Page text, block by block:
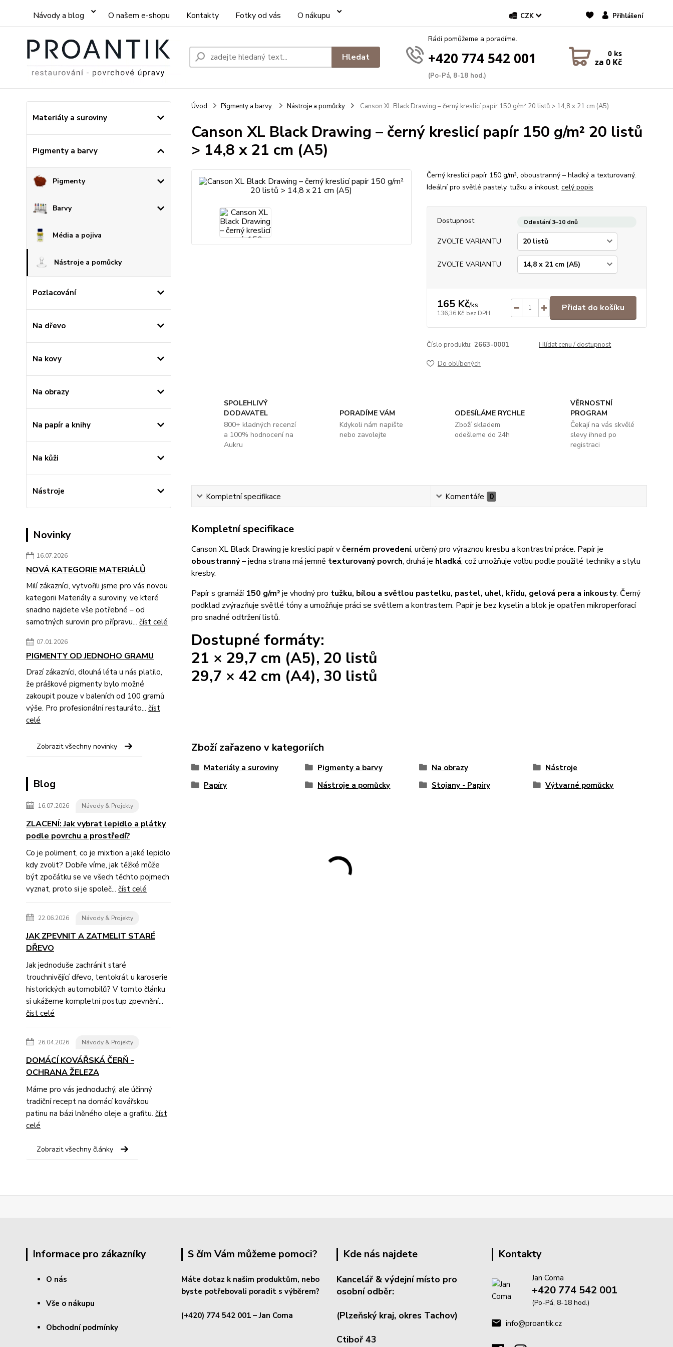
Návody a blog O našem e-shopu Kontakty Fotky od vás O nákupu CZK Přihlášení
Hledat
Rádi pomůžeme a poradíme.
+420 774 542 001
(Po-Pá, 8-18 hod.)
0 ks
za 0 Kč
Materiály a suroviny
Pigmenty a barvy
Pigmenty
Barvy
Média a pojiva
Nástroje a pomůcky
Pozlacování
Na dřevo
Na kovy
Na obrazy
Na papír a knihy
Na kůži
Nástroje
Novinky
16.07.2026
NOVÁ KATEGORIE MATERIÁLŮ
Milí zákazníci, vytvořili jsme pro vás novou
kategorii Materiály a suroviny, ve které
snadno najdete vše potřebné – od
samotných surovin pro přípravu... číst celé
07.01.2026
PIGMENTY OD JEDNOHO GRAMU
Drazí zákazníci, dlouhá léta u nás platilo,
že práškové pigmenty bylo možné
zakoupit pouze v baleních od 100 gramů
výše. Pro profesionální restauráto... číst
celé
Zobrazit všechny novinky
Blog
16.07.2026 Návody & Projekty
ZLACENÍ: Jak vybrat lepidlo a plátky
podle povrchu a prostředí?
Co je poliment, co je mixtion a jaké lepidlo
kdy zvolit? Dobře víme, jak těžké může
být zpočátku se ve všech těchto pojmech
vyznat, proto si je společ... číst celé
22.06.2026 Návody & Projekty
JAK ZPEVNIT A ZATMELIT STARÉ
DŘEVO
Jak jednoduše zachránit staré
trouchnivějící dřevo, tentokrát u karoserie
historických automobilů? V tomto článku
si ukážeme kompletní postup zpevnění...
číst celé
26.04.2026 Návody & Projekty
DOMÁCÍ KOVÁŘSKÁ ČERŇ -
OCHRANA ŽELEZA
Máme pro vás jednoduchý, ale účinný
tradiční recept na domácí kovářskou
patinu na bázi lněného oleje a grafitu. číst
celé
Zobrazit všechny články
Úvod Pigmenty a barvy Nástroje a pomůcky Canson XL Black Drawing – černý kreslicí papír 150 g/m² 20 listů > 14,8 x 21 cm (A5)
Canson XL Black Drawing – černý kreslicí papír 150 g/m² 20 listů
> 14,8 x 21 cm (A5)
Černý kreslicí papír 150 g/m², oboustranný – hladký a texturovaný.
Ideální pro světlé pastely, tužku a inkoust. celý popis
Dostupnost Odeslání 3–10 dnů
ZVOLTE VARIANTU
ZVOLTE VARIANTU
165 Kč/ks
136,36 Kč bez DPH
Přidat do košíku
Číslo produktu: 2663-0001 Hlídat cenu / dostupnost
Do oblíbených
SPOLEHLIVÝ
DODAVATEL
800+ kladných recenzí
a 100% hodnocení na
Aukru
PORADÍME VÁM
Kdykoli nám napište
nebo zavolejte
ODESÍLÁME RYCHLE
Zboží skladem
odešleme do 24h
VĚRNOSTNÍ
PROGRAM
Čekají na vás skvělé
slevy ihned po
registraci
Kompletní specifikace Komentáře 0
Kompletní specifikace
Canson XL Black Drawing je kreslicí papír včerném provedení, určený pro výraznou kresbu a kontrastní práce. Papír je
oboustranný– jedna strana má jemně texturovaný povrch, druhá je hladká, což umožňuje volbu podle použité techniky a stylu
kresby.
Papír s gramáží 150 g/m²je vhodný pro tužku, bílou a světlou pastelku, pastel, uhel, křídu, gelová pera a inkousty. Černý
podklad zvýrazňuje světlé tóny a umožňuje práci se světlem a kontrastem. Papír je bez kyselin a blok je opatřen mikroperforací
pro snadné odtržení listů.
Dostupné formáty:
21 × 29,7 cm (A5), 20 listů
29,7 × 42 cm (A4), 30 listů
Zboží zařazeno v kategoriích
Materiály a suroviny Pigmenty a barvy Na obrazy
Nástroje
Papíry
Nástroje a pomůcky Stojany - Papíry Výtvarné pomůcky
Informace pro zákazníky
O nás
Vše o nákupu
Obchodní podmínky
S čím Vám můžeme pomoci?
Máte dotaz k našim produktům, nebo
byste potřebovali poradit s výběrem?
(+420) 774 542 001 – Jan Coma
Kde nás najdete
Kancelář & výdejní místo pro
osobní odběr:
(Plzeňský kraj, okres Tachov)
Ctiboř 43
Kontakty
Jan Coma
+420 774 542 001
(Po-Pá, 8-18 hod.)
info@proantik.cz